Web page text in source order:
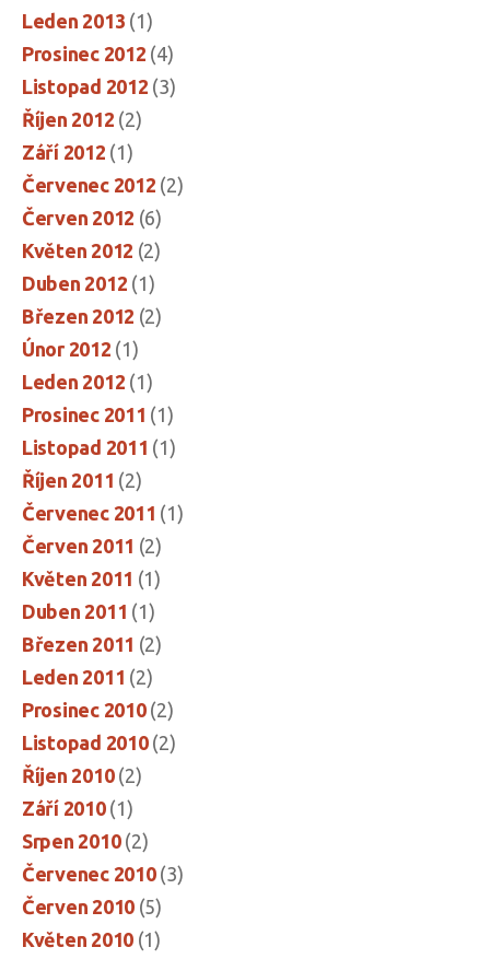
Leden 2013 (1)
Prosinec 2012 (4)
Listopad 2012 (3)
Říjen 2012 (2)
Září 2012 (1)
Červenec 2012 (2)
Červen 2012 (6)
Květen 2012 (2)
Duben 2012 (1)
Březen 2012 (2)
Únor 2012 (1)
Leden 2012 (1)
Prosinec 2011 (1)
Listopad 2011 (1)
Říjen 2011 (2)
Červenec 2011 (1)
Červen 2011 (2)
Květen 2011 (1)
Duben 2011 (1)
Březen 2011 (2)
Leden 2011 (2)
Prosinec 2010(2)
Listopad 2010(2)
Říjen 2010(2)
Září 2010(1)
Srpen 2010(2)
Červenec 2010(3)
Červen 2010 (5)
Květen 2010 (1)